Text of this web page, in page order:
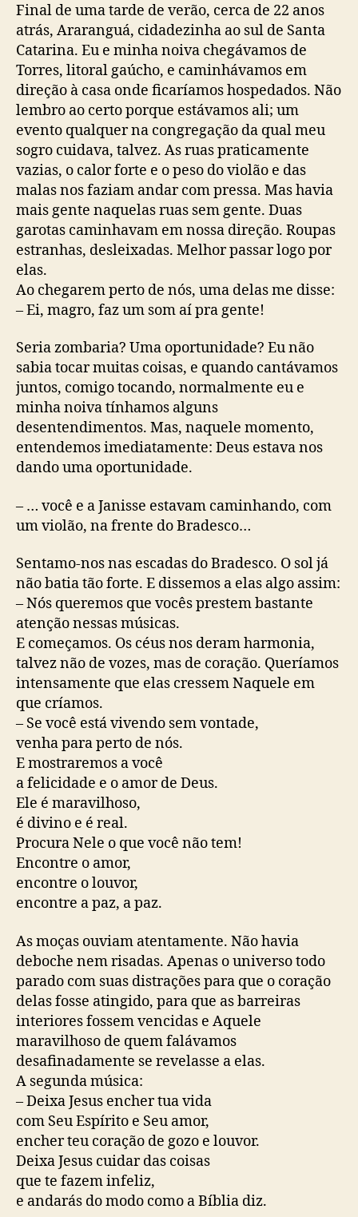
Final de uma tarde de verão, cerca de 22 anos
atrás, Araranguá, cidadezinha ao sul de Santa
Catarina. Eu e minha noiva chegávamos de
Torres, litoral gaúcho, e caminhávamos em
direção à casa onde ficaríamos hospedados. Não
lembro ao certo porque estávamos ali; um
evento qualquer na congregação da qual meu
sogro cuidava, talvez. As ruas praticamente
vazias, o calor forte e o peso do violão e das
malas nos faziam andar com pressa. Mas havia
mais gente naquelas ruas sem gente. Duas
garotas caminhavam em nossa direção. Roupas
estranhas, desleixadas. Melhor passar logo por
elas.
Ao chegarem perto de nós, uma delas me disse:
– Ei, magro, faz um som aí pra gente!
Seria zombaria? Uma oportunidade? Eu não
sabia tocar muitas coisas, e quando cantávamos
juntos, comigo tocando, normalmente eu e
minha noiva tínhamos alguns
desentendimentos. Mas, naquele momento,
entendemos imediatamente: Deus estava nos
dando uma oportunidade.
– … você e a Janisse estavam caminhando, com
um violão, na frente do Bradesco…
Sentamo-nos nas escadas do Bradesco. O sol já
não batia tão forte. E dissemos a elas algo assim:
– Nós queremos que vocês prestem bastante
atenção nessas músicas.
E começamos. Os céus nos deram harmonia,
talvez não de vozes, mas de coração. Queríamos
intensamente que elas cressem Naquele em
que críamos.
– Se você está vivendo sem vontade,
venha para perto de nós.
E mostraremos a você
a felicidade e o amor de Deus.
Ele é maravilhoso,
é divino e é real.
Procura Nele o que você não tem!
Encontre o amor,
encontre o louvor,
encontre a paz, a paz.
As moças ouviam atentamente. Não havia
deboche nem risadas. Apenas o universo todo
parado com suas distrações para que o coração
delas fosse atingido, para que as barreiras
interiores fossem vencidas e Aquele
maravilhoso de quem falávamos
desafinadamente se revelasse a elas.
A segunda música:
– Deixa Jesus encher tua vida
com Seu Espírito e Seu amor,
encher teu coração de gozo e louvor.
Deixa Jesus cuidar das coisas
que te fazem infeliz,
e andarás do modo como a Bíblia diz.